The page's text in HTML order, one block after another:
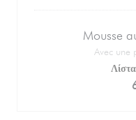
Mousse
Avec une